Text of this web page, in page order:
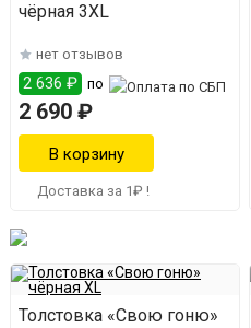
чёрная 3XL
нет отзывов
2 636 ₽ по
2 690 ₽
Доставка за 1₽ !
Толстовка «Свою гоню»